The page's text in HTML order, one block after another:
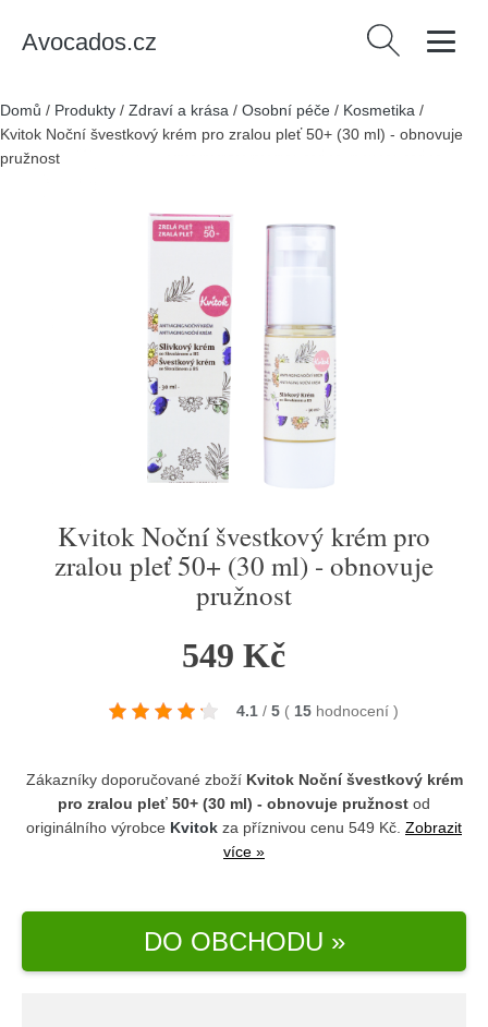
Avocados.cz Vyhledávání
Domů / Produkty / Zdraví a krása / Osobní péče / Kosmetika /
Kvitok Noční švestkový krém pro zralou pleť 50+ (30 ml) - obnovuje
pružnost
Kvitok Noční švestkový krém pro
zralou pleť 50+ (30 ml) - obnovuje
pružnost
549 Kč
4.1 / 5 ( 15 hodnocení )
Zákazníky doporučované zboží Kvitok Noční švestkový krém
pro zralou pleť 50+ (30 ml) - obnovuje pružnost od
originálního výrobce Kvitok za příznivou cenu 549 Kč. Zobrazit
více »
DO OBCHODU »